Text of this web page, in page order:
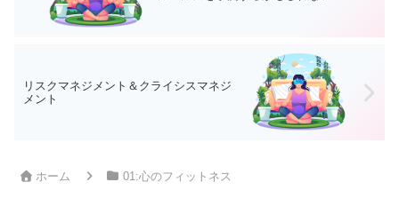
リスクマネジメント＆クライシスマネジ
メント
ホーム 01:心のフィットネス